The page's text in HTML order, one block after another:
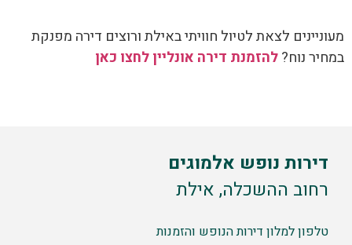
מעוניינים לצאת לטיול חוויתי באילת ורוצים דירה מפנקת
במחיר נוח?להזמנת דירה אונליין לחצו כאן
דירות נופש אלמוגים
רחוב ההשכלה, אילת
טלפון למלון דירות הנופש והזמנות